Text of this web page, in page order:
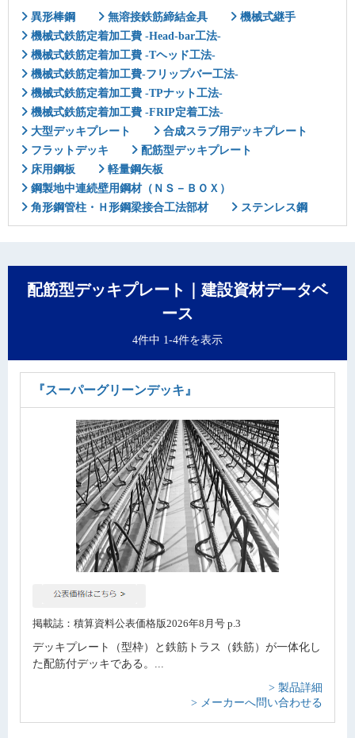
異形棒鋼 無溶接鉄筋締結金具
機械式継手
機械式鉄筋定着加工費 -Head-bar工法-
機械式鉄筋定着加工費 -Tヘッド工法-
機械式鉄筋定着加工費-フリップバー工法-
機械式鉄筋定着加工費 -TPナット工法-
機械式鉄筋定着加工費 -FRIP定着工法-
大型デッキプレート
合成スラブ用デッキプレート
フラットデッキ
配筋型デッキプレート
床用鋼板
軽量鋼矢板
鋼製地中連続壁用鋼材（ＮＳ－ＢＯＸ）
角形鋼管柱・Ｈ形鋼梁接合工法部材
ステンレス鋼
配筋型デッキプレート｜建設資材データベ
ース
4件中 1-4件を表示
『スーパーグリーンデッキ』
掲載誌：積算資料公表価格版2026年8月号 p.3
デッキプレート（型枠）と鉄筋トラス（鉄筋）が一体化し
た配筋付デッキである。...
> 製品詳細
> メーカーへ問い合わせる